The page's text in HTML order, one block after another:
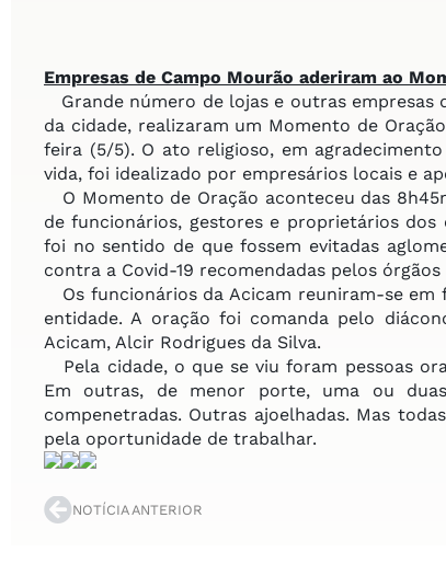
Empresas de Campo Mourão aderiram ao
Grande número de lojas e outras empresas
da cidade, realizaram um Momento de
feira (5/5). O ato religioso, em
vida, foi idealizado por empresários locais e
O Momento de Oração aconteceu das
de funcionários, gestores e proprietários
foi no sentido de que fossem evitadas
contra a Covid-19 recomendadas pelos órgãos
Os funcionários da Acicam reuniram-se em
entidade. A oração foi comanda pelo
Acicam, Alcir Rodrigues da Silva.
Pela cidade, o que se viu foram pessoas
Em outras, de menor porte, uma ou
compenetradas. Outras ajoelhadas. Mas
pela oportunidade de trabalhar.
NOTÍCIA ANTERIOR